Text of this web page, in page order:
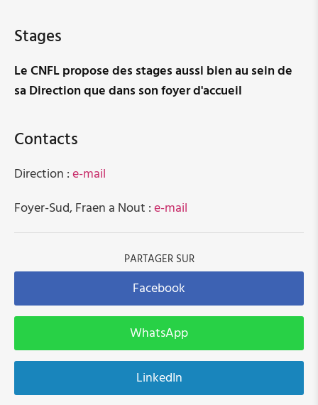
Conseil d'administration
Association - membre adhérent
Le 50e anniversaire du CNFL 2025: photos et
Protection des données à caractère personnel
Assistant.e social.e pour le bureau de consultation
LOG-iN
Stages
Le CNFL propose des stages aussi bien au sein de
sa Direction que dans son foyer d'accueil
Contacts
Direction : e-mail
Foyer-Sud, Fraen a Nout : e-mail
PARTAGER SUR
Facebook
WhatsApp
LinkedIn